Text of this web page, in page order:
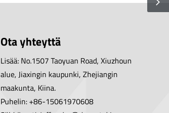
Ota yhteyttä
Lisää: No.1507 Taoyuan Road, Xiuzhoun
alue, Jiaxingin kaupunki, Zhejiangin
maakunta, Kiina.
Puhelin: +86-15061970608